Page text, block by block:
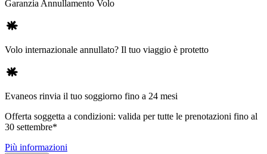
Garanzia Annullamento Volo
Volo internazionale annullato? Il tuo viaggio è protetto
Evaneos rinvia il tuo soggiorno fino a 24 mesi
Offerta soggetta a condizioni: valida per tutte le prenotazioni fino al
30 settembre*
Più informazioni